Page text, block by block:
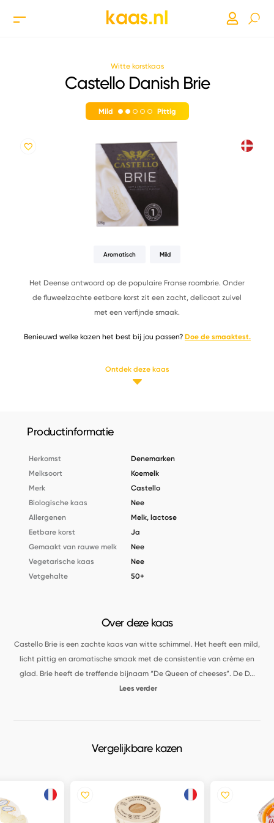
Witte korstkaas
Castello Danish Brie
Mild Pittig
Aromatisch Mild
Het Deense antwoord op de populaire Franse roombrie. Onder
de fluweelzachte eetbare korst zit een zacht, delicaat zuivel
met een verfijnde smaak.
Benieuwd welke kazen het best bij jou passen? Doe de smaaktest.
Ontdek deze kaas
Productinformatie
Herkomst
Denemarken
Melksoort
Koemelk
Merk
Castello
Biologische kaas
Nee
Allergenen
Melk, lactose
Eetbare korst
Ja
Gemaakt van rauwe melk
Nee
Vegetarische kaas
Nee
Vetgehalte
50+
Over deze kaas
Castello Brie is een zachte kaas van witte schimmel. Het heeft een mild,
licht pittig en aromatische smaak met de consistentie van crème en
glad. Brie heeft de treffende bijnaam “De Queen of cheeses”. De D...
Lees verder
Vergelijkbare kazen